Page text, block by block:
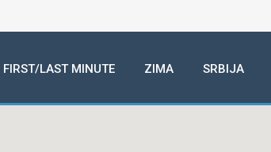
FIRST/LAST MINUTE ZIMA SRBIJA